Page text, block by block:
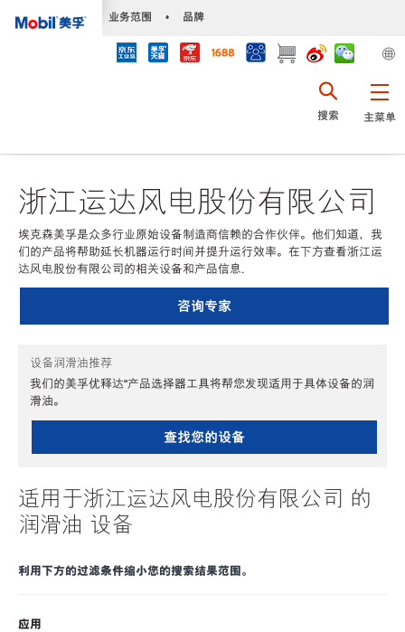
业务范围 • 品牌
主菜单
搜索
浙江运达风电股份有限公司
埃克森美孚是众多行业原始设备制造商信赖的合作伙伴。他们知道，我
们的产品将帮助延长机器运行时间并提升运行效率。在下方查看浙江运
达风电股份有限公司的相关设备和产品信息.
咨询专家
设备润滑油推荐
我们的美孚优释达℠产品选择器工具将帮您发现适用于具体设备的润
滑油。
查找您的设备
适用于浙江运达风电股份有限公司 的
润滑油 设备
利用下方的过滤条件缩小您的搜索结果范围。
应用